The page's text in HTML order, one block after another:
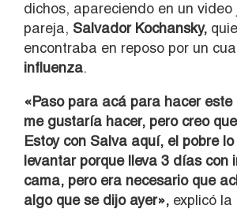
dichos, apareciendo en un video
pareja, Salvador Kochansky,
encontraba en reposo por un
influenza.
«Paso para acá para hacer este
me gustaría hacer, pero creo
Estoy con Salva aquí, el pobre
levantar porque lleva 3 días con
cama, pero era necesario que
algo que se dijo ayer», explicó